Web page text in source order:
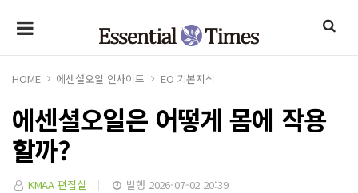
HOME 에센셜오일 인사이드 EO 기본지식
에센셜오일은 어떻게 몸에 작용
할까?
KMAA 편집실 발행 2026-07-02 20:39